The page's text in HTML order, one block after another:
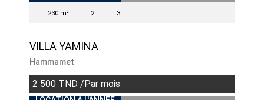
230 m² 2 3
VILLA YAMINA
Hammamet
2 500 TND /Par mois